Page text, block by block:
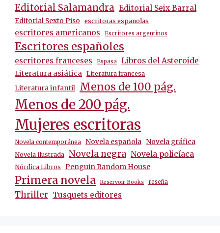
Editorial Salamandra Editorial Seix Barral
Editorial Sexto Piso escritoras españolas
escritores americanos Escritores argentinos
Escritores españoles
escritores franceses Espasa Libros del Asteroide
Literatura asiática Literatura francesa
Literatura infantil Menos de 100 pág.
Menos de 200 pág.
Mujeres escritoras
Novela contemporánea Novela española Novela gráfica
Novela ilustrada Novela negra Novela policíaca
Nórdica Libros Penguin Random House
Primera novela Reservoir Books reseña
Thriller Tusquets editores